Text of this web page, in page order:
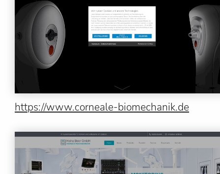
https://www.corneale-biomechanik.de